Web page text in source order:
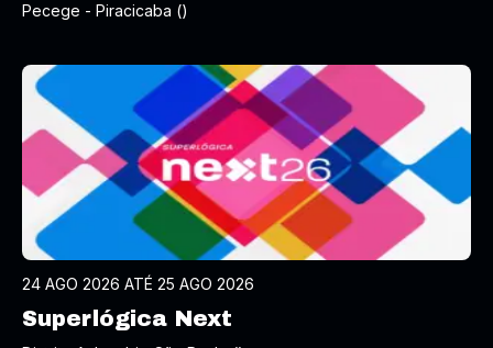
Pecege - Piracicaba ()
24 AGO 2026 ATÉ 25 AGO 2026
Superlógica Next